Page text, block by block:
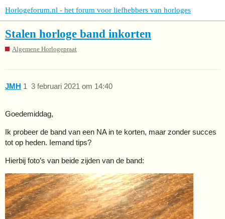
Horlogeforum.nl - het forum voor liefhebbers van horloges
Stalen horloge band inkorten
Algemene Horlogepraat
JMH 3 februari 2021 om 14:40
1
Goedemiddag,
Ik probeer de band van een NA in te korten, maar zonder succes
tot op heden. Iemand tips?
Hierbij foto’s van beide zijden van de band: